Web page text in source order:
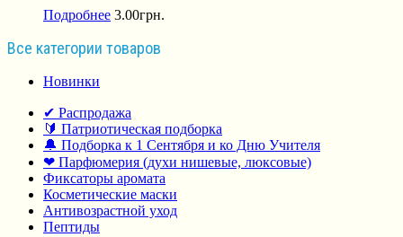
Подробнее 3.00грн.
Все категории товаров
Новинки
✔ Распродажа
🔰 Патриотическая подборка
🔔 Подборка к 1 Сентября и ко Дню Учителя
❤ Парфюмерия (духи нишевые, люксовые)
Фиксаторы аромата
Косметические маски
Антивозрастной уход
Пептиды